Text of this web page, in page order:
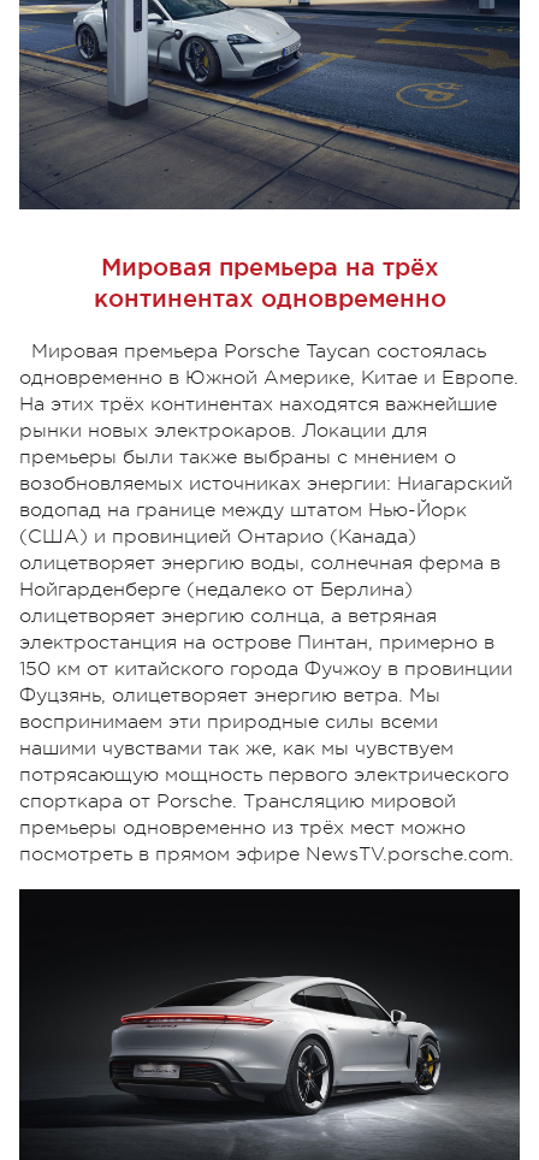
Мировая премьера на трёх
континентах одновременно
Мировая премьера Porsche Taycan состоялась
одновременно в Южной Америке, Китае и Европе.
На этих трёх континентах находятся важнейшие
рынки новых электрокаров. Локации для
премьеры были также выбраны с мнением о
возобновляемых источниках энергии: Ниагарский
водопад на границе между штатом Нью-Йорк
(США) и провинцией Онтарио (Канада)
олицетворяет энергию воды, солнечная ферма в
Нойгарденберге (недалеко от Берлина)
олицетворяет энергию солнца, а ветряная
электростанция на острове Пинтан, примерно в
150 км от китайского города Фучжоу в провинции
Фуцзянь, олицетворяет энергию ветра. Мы
воспринимаем эти природные силы всеми
нашими чувствами так же, как мы чувствуем
потрясающую мощность первого электрического
спорткара от Porsche. Трансляцию мировой
премьеры одновременно из трёх мест можно
посмотреть в прямом эфире NewsTV.porsche.com.